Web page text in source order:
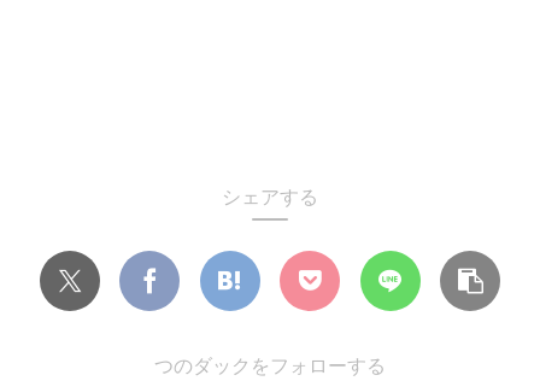
シェアする
つのダックをフォローする